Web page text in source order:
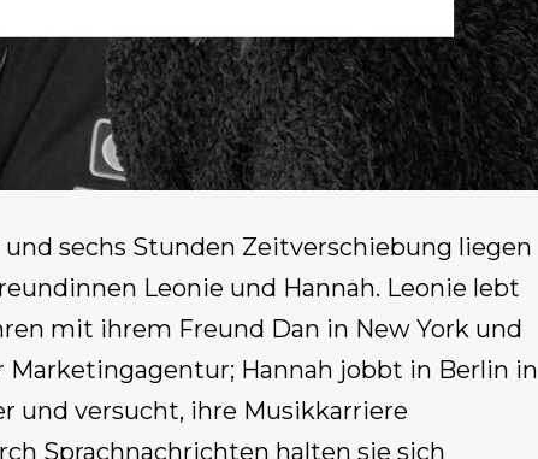
sechs Stunden Zeitverschiebung liegen
Leonie und Hannah. Leonie lebt
mit ihrem Freund Dan in New York und
Hannah jobbt in Berlin in
und versucht, ihre Musikkarriere
Sprachnachrichten halten sie sich